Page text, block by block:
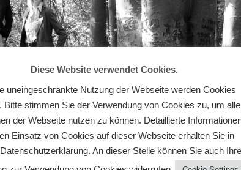
Diese Website verwendet Cookies.
uneingeschränkte Nutzung der Webseite werden Cookies
Bitte stimmen Sie der Verwendung von Cookies zu, um alle
der Webseite nutzen zu können. Detaillierte
Einsatz von Cookies auf dieser Webseite erhalten Sie in
An dieser Stelle können Sie auch Ihre